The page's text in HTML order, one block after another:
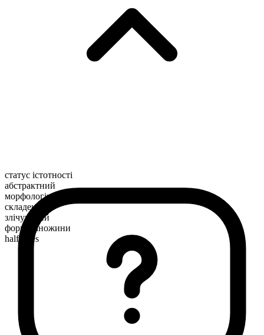
статус істотності
абстрактний
морфологічна будова
складене
злічуваний
форма множини
half-lives